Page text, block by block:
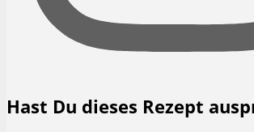
Hast Du dieses Rezept